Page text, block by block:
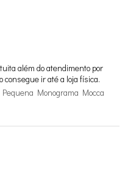
além do atendimento por
consegue ir até a loja física.
Monograma Mocca